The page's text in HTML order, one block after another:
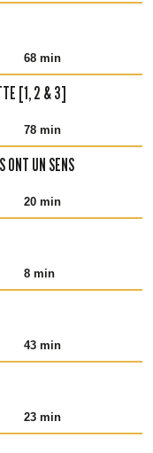
68 min
[1, 2 & 3]
78 min
ONT UN SENS
20 min
8 min
43 min
23 min